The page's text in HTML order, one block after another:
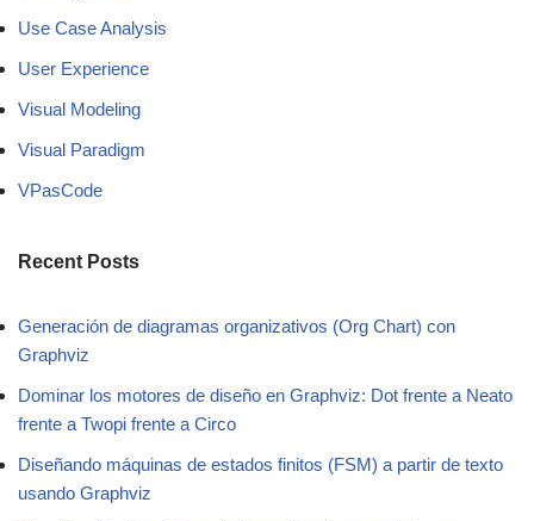
Use Case Analysis
User Experience
Visual Modeling
Visual Paradigm
VPasCode
Recent Posts
Generación de diagramas organizativos (Org Chart) con
Graphviz
Dominar los motores de diseño en Graphviz: Dot frente a Neato
frente a Twopi frente a Circo
Diseñando máquinas de estados finitos (FSM) a partir de texto
usando Graphviz